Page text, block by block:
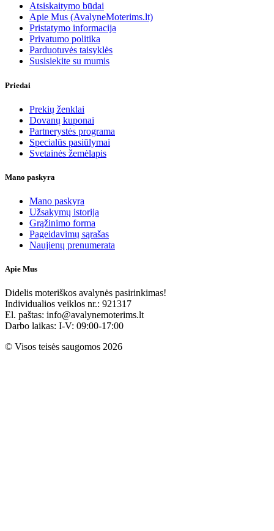
Atsiskaitymo būdai
Apie Mus (AvalyneMoterims.lt)
Pristatymo informacija
Privatumo politika
Parduotuvės taisyklės
Susisiekite su mumis
Priedai
Prekių ženklai
Dovanų kuponai
Partnerystės programa
Specialūs pasiūlymai
Svetainės žemėlapis
Mano paskyra
Mano paskyra
Užsakymų istorija
Grąžinimo forma
Pageidavimų sąrašas
Naujienų prenumerata
Apie Mus
Didelis moteriškos avalynės pasirinkimas!
Individualios veiklos nr.: 921317
El. paštas: info@avalynemoterims.lt
Darbo laikas: I-V: 09:00-17:00
© Visos teisės saugomos 2026